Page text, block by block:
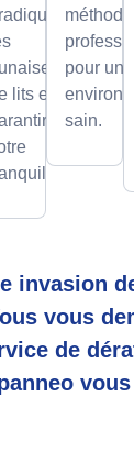
lits et
pour un
sain.
invasion
vous
de
vous